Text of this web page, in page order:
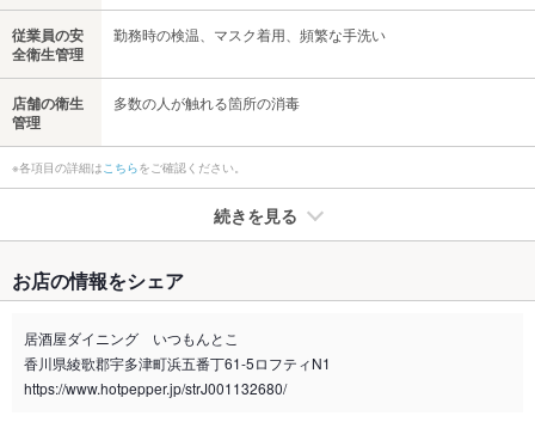
従業員の安
全衛生管理
勤務時の検温、マスク着用、頻繁な手洗い
店舗の衛生
管理
多数の人が触れる箇所の消毒
※各項目の詳細はこちらをご確認ください。
続きを見る
禁煙・喫煙
全席喫煙可
喫煙専用室 なし
お店の情報をシェア
居酒屋ダイニング いつもんとこ
香川県綾歌郡宇多津町浜五番丁61-5ロフティN1
https://www.hotpepper.jp/strJ001132680/